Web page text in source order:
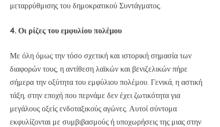
μεταρρύθμισης του δημοκρατικού Συντάγματος.
4. Οι ρίζες του εμφυλίου πολέμου
Με όλη όμως την τόσο σχετική και ιστορική σημασία των
διαφορών τους, η αντίθεση λαϊκών και βενιζελικών πήρε
σήμερα την οξύτητα του εμφύλιου πολέμου. Γενικά, η αστική
τάξη, στην εποχή που περνάμε δεν έχει ζωτικότητα για
μεγάλους οξείς ενδοταξικούς αγώνες. Αυτοί σύντομα
εκφυλίζονται με συμβιβασμούς ή υποχωρήσεις της μιας στην